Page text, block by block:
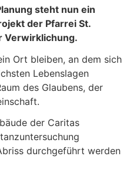
steht nun ein
der Pfarrei St.
Verwirklichung.
Ort bleiben, an dem sich
Lebenslagen
des Glaubens, der
der Caritas
durchgeführt werden